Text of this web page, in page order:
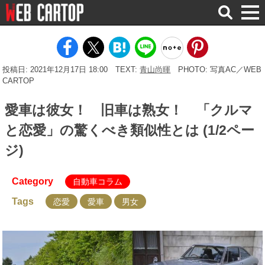
検
索
投稿日: 2021年12月17日 18:00 TEXT:青山尚暉
PHOTO: 写真AC／WEB
CARTOP
愛車は彼女！ 旧車は熟女！ 「クルマ
と恋愛」の驚くべき類似性とは (1/2ペー
ジ)
Category 自動車コラム
Tags 恋愛 愛車 男女